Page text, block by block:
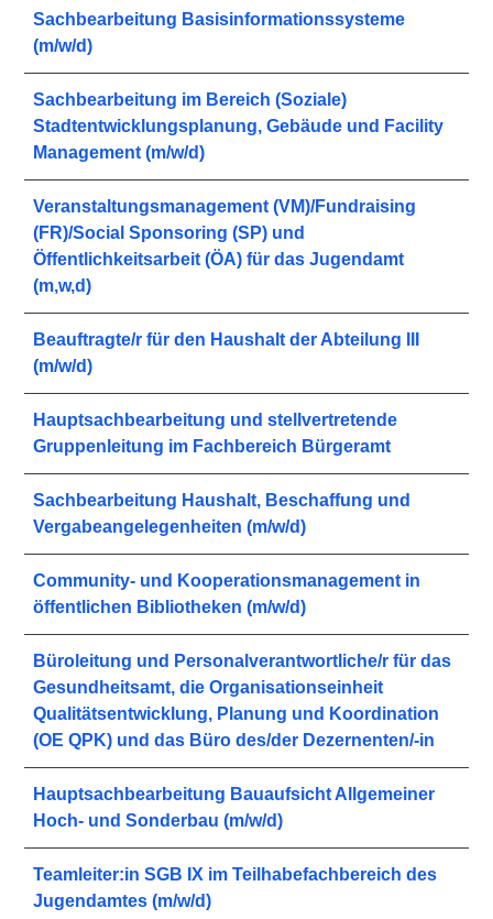
Sachbearbeitung Basisinformationssysteme
(m/w/d)
Sachbearbeitung im Bereich (Soziale)
Stadtentwicklungsplanung, Gebäude und Facility
Management (m/w/d)
Veranstaltungsmanagement (VM)/Fundraising
(FR)/Social Sponsoring (SP) und
Öffentlichkeitsarbeit (ÖA) für das Jugendamt
(m,w,d)
Beauftragte/r für den Haushalt der Abteilung III
(m/w/d)
Hauptsachbearbeitung und stellvertretende
Gruppenleitung im Fachbereich Bürgeramt
Sachbearbeitung Haushalt, Beschaffung und
Vergabeangelegenheiten (m/w/d)
Community- und Kooperationsmanagement in
öffentlichen Bibliotheken (m/w/d)
Büroleitung und Personalverantwortliche/r für das
Gesundheitsamt, die Organisationseinheit
Qualitätsentwicklung, Planung und Koordination
(OE QPK) und das Büro des/der Dezernenten/-in
Hauptsachbearbeitung Bauaufsicht Allgemeiner
Hoch- und Sonderbau (m/w/d)
Teamleiter:in SGB IX im Teilhabefachbereich des
Jugendamtes (m/w/d)